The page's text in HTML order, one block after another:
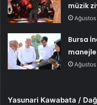
müzik
Bursa
Yasunari Kawabata /